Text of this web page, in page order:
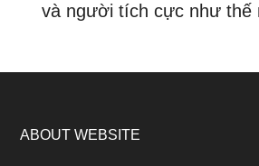
và người tích cực như thế
ABOUT WEBSITE